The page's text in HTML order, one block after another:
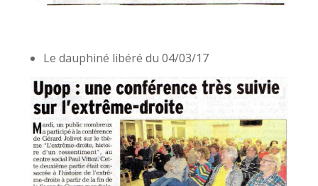
Le dauphiné libéré du 04/03/17